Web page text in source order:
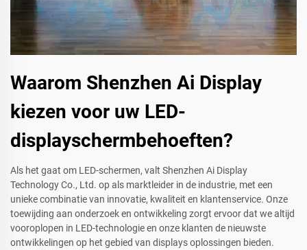
Waarom Shenzhen Ai Display
kiezen voor uw LED-
displayschermbehoeften?
Als het gaat om LED-schermen, valt Shenzhen Ai Display
Technology Co., Ltd. op als marktleider in de industrie, met een
unieke combinatie van innovatie, kwaliteit en klantenservice. Onze
toewijding aan onderzoek en ontwikkeling zorgt ervoor dat we altijd
vooroplopen in LED-technologie en onze klanten de nieuwste
ontwikkelingen op het gebied van displays oplossingen bieden.